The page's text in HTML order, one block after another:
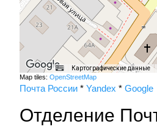
Картографические данные
Map tiles: OpenStreetMap
Почта России * Yandex * Google
Отделение